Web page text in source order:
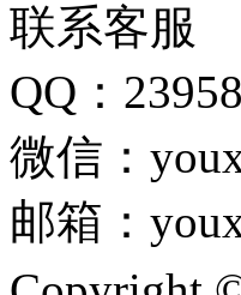
联系客服
QQ：
微信：
邮箱：